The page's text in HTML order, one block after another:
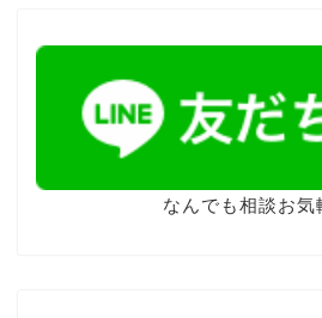
なんでも相談お気